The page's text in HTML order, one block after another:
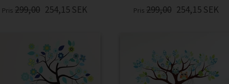
Pris 299,00 254,15 SEK Pris299,00 254,15 SEK